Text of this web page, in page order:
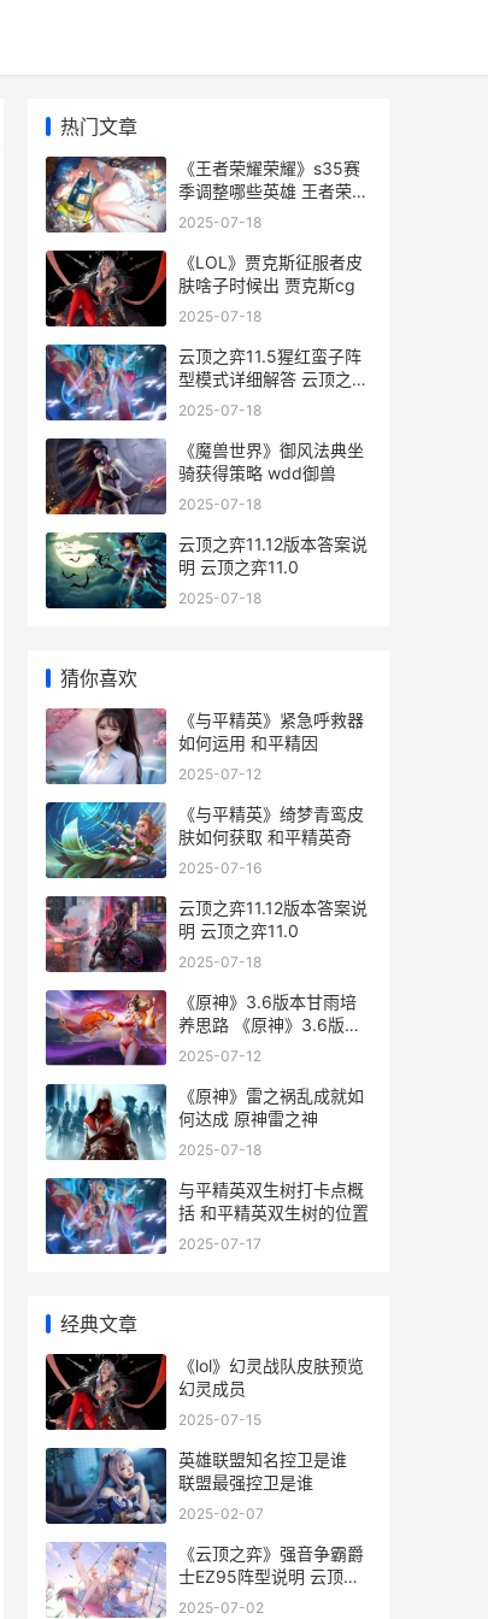
热门文章
《王者荣耀荣耀》s35赛
季调整哪些英雄 王者荣耀
荣耀称号哪个含金量最高
2025-07-18
《LOL》贾克斯征服者皮
肤啥子时候出 贾克斯cg
2025-07-18
云顶之弈11.5猩红蛮子阵
型模式详细解答 云顶之弈
11.3猩红阵容
2025-07-18
《魔兽世界》御风法典坐
骑获得策略 wdd御兽
2025-07-18
云顶之弈11.12版本答案说
明 云顶之弈11.0
2025-07-18
猜你喜欢
《与平精英》紧急呼救器
如何运用 和平精因
2025-07-12
《与平精英》绮梦青鸾皮
肤如何获取 和平精英奇
2025-07-16
云顶之弈11.12版本答案说
明 云顶之弈11.0
2025-07-18
《原神》3.6版本甘雨培
养思路 《原神》3.6版本
更新时间
2025-07-12
《原神》雷之祸乱成就如
何达成 原神雷之神
2025-07-18
与平精英双生树打卡点概
括 和平精英双生树的位置
2025-07-17
经典文章
《lol》幻灵战队皮肤预览
幻灵成员
2025-07-15
英雄联盟知名控卫是谁
联盟最强控卫是谁
2025-02-07
《云顶之弈》强音争霸爵
士EZ95阵型说明 云顶之
弈强袭射手阵容
2025-07-02